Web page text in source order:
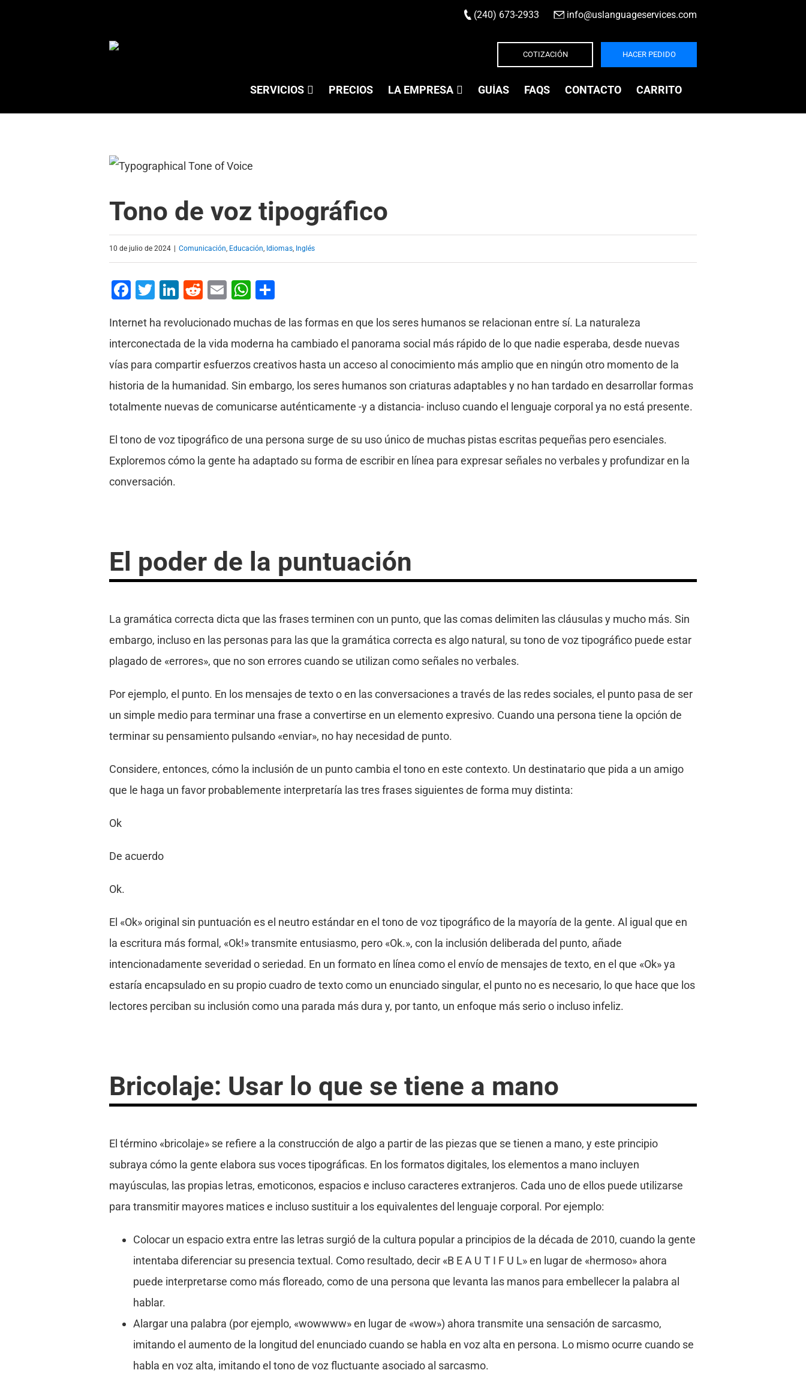
(240) 673-2933 info@uslanguageservices.com
COTIZACIÓN HACER PEDIDO
SERVICIOS PRECIOS LA EMPRESA GUÍAS FAQS CONTACTO CARRITO
Tono de voz tipográfico
10 de julio de 2024 Comunicación, Educación, Idiomas, Inglés
Facebook
Twitter
LinkedIn
Reddit
EmailWhatsApp
Internet ha revolucionado muchas de las formas en que los seres humanos se relacionan entre sí. La naturaleza
interconectada de la vida moderna ha cambiado el panorama social más rápido de lo que nadie esperaba, desde nuevas
vías para compartir esfuerzos creativos hasta un acceso al conocimiento más amplio que en ningún otro momento de la
historia de la humanidad. Sin embargo, los seres humanos son criaturas adaptables y no han tardado en desarrollar formas
totalmente nuevas de comunicarse auténticamente -y a distancia- incluso cuando el lenguaje corporal ya no está presente.
El tono de voz tipográfico de una persona surge de su uso único de muchas pistas escritas pequeñas pero esenciales.
Exploremos cómo la gente ha adaptado su forma de escribir en línea para expresar señales no verbales y profundizar en la
conversación.
El poder de la puntuación
La gramática correcta dicta que las frases terminen con un punto, que las comas delimiten las cláusulas y mucho más. Sin
embargo, incluso en las personas para las que la gramática correcta es algo natural, su tono de voz tipográfico puede estar
plagado de «errores», que no son errores cuando se utilizan como señales no verbales.
Por ejemplo, el punto. En los mensajes de texto o en las conversaciones a través de las redes sociales, el punto pasa de ser
un simple medio para terminar una frase a convertirse en un elemento expresivo. Cuando una persona tiene la opción de
terminar su pensamiento pulsando «enviar», no hay necesidad de punto.
Considere, entonces, cómo la inclusión de un punto cambia el tono en este contexto. Un destinatario que pida a un amigo
que le haga un favor probablemente interpretaría las tres frases siguientes de forma muy distinta:
Ok
De acuerdo
Ok.
El «Ok» original sin puntuación es el neutro estándar en el tono de voz tipográfico de la mayoría de la gente. Al igual que en
la escritura más formal, «Ok!» transmite entusiasmo, pero «Ok.», con la inclusión deliberada del punto, añade
intencionadamente severidad o seriedad. En un formato en línea como el envío de mensajes de texto, en el que «Ok» ya
estaría encapsulado en su propio cuadro de texto como un enunciado singular, el punto no es necesario, lo que hace que los
lectores perciban su inclusión como una parada más dura y, por tanto, un enfoque más serio o incluso infeliz.
Bricolaje: Usar lo que se tiene a mano
El término «bricolaje» se refiere a la construcción de algo a partir de las piezas que se tienen a mano, y este principio
subraya cómo la gente elabora sus voces tipográficas. En los formatos digitales, los elementos a mano incluyen
mayúsculas, las propias letras, emoticonos, espacios e incluso caracteres extranjeros. Cada uno de ellos puede utilizarse
para transmitir mayores matices e incluso sustituir a los equivalentes del lenguaje corporal. Por ejemplo:
Colocar un espacio extra entre las letras surgió de la cultura popular a principios de la década de 2010, cuando la gente
intentaba diferenciar su presencia textual. Como resultado, decir «B E A U T I F U L» en lugar de «hermoso» ahora
puede interpretarse como más floreado, como de una persona que levanta las manos para embellecer la palabra al
hablar.
Alargar una palabra (por ejemplo, «wowwww» en lugar de «wow») ahora transmite una sensación de sarcasmo,
imitando el aumento de la longitud del enunciado cuando se habla en voz alta en persona. Lo mismo ocurre cuando se
habla en voz alta, imitando el tono de voz fluctuante asociado al sarcasmo.